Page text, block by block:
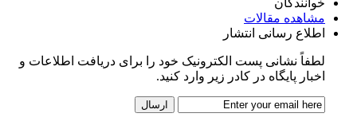
مشاهده مقالات
اطلاع رسانی انتشار
لطفاً نشانی پست الکترونیک خود را برای دریافت اطلاعات و
اخبار پایگاه در کادر زیر وارد کنید.